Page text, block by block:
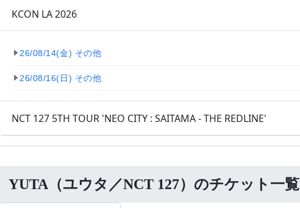
KCON LA 2026
26/08/14(金) その他
26/08/16(日) その他
NCT 127 5TH TOUR 'NEO CITY : SAITAMA - THE REDLINE'
YUTA（ユウタ／NCT 127）のチケット一覧